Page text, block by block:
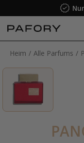
Heim Alle Parfums